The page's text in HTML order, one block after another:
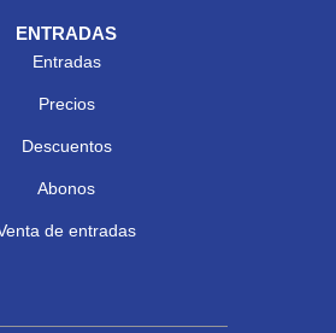
ENTRADAS
Entradas
Precios
Descuentos
Abonos
de entradas